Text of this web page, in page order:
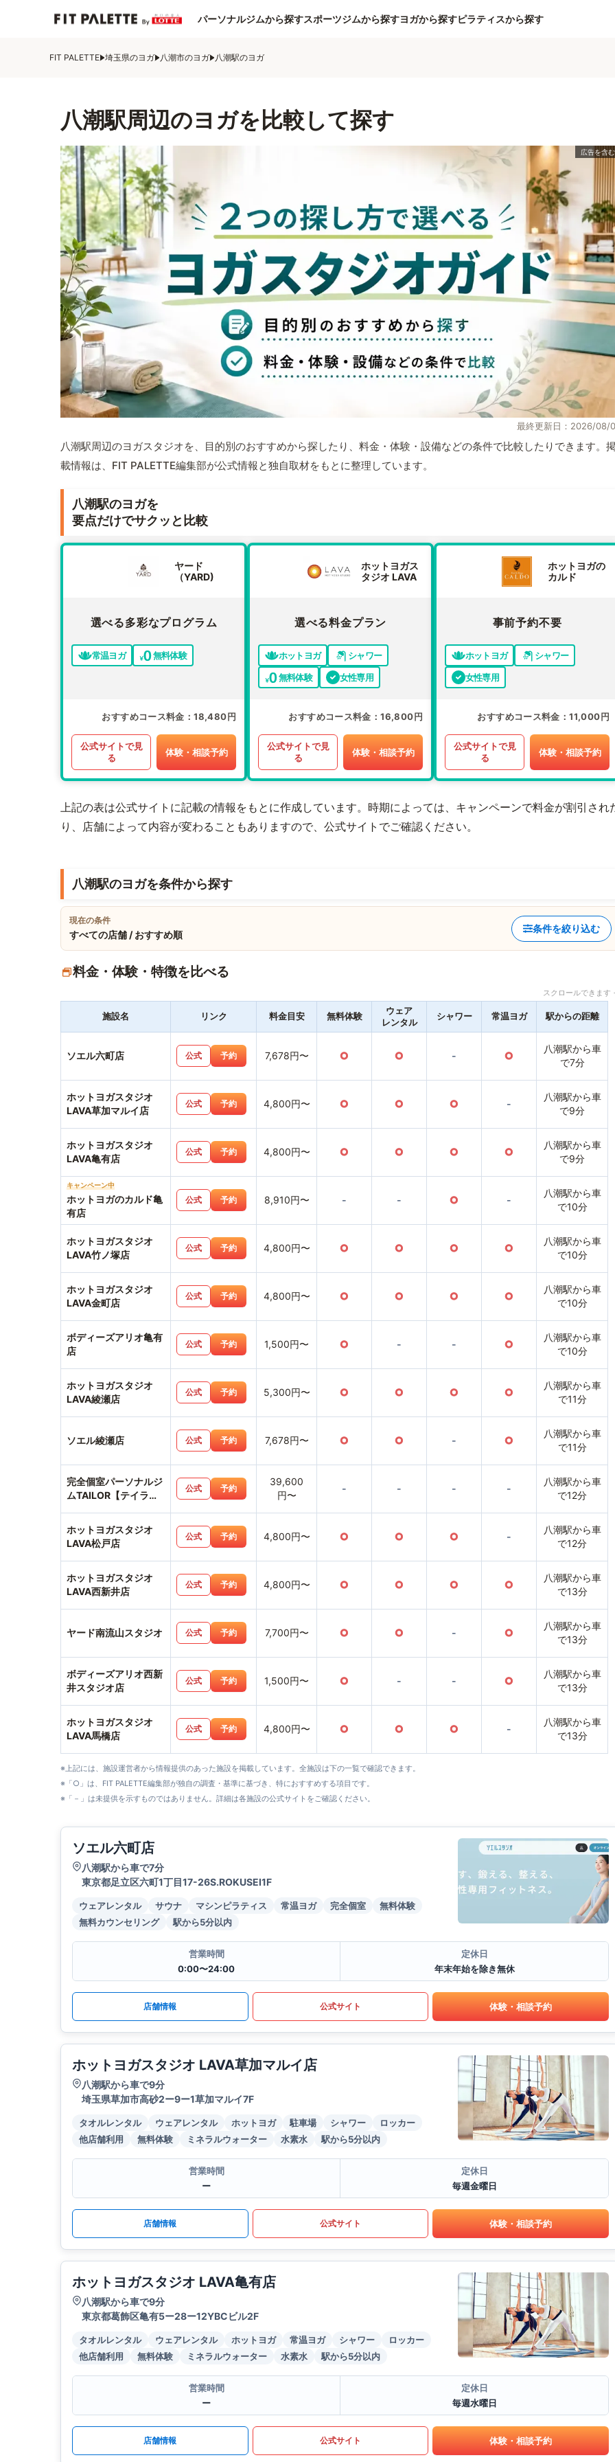
パーソナルジムから探すスポーツジムから探すヨガから探すピラティスから探す
FIT PALETTE 埼玉県のヨガ 八潮市のヨガ 八潮駅のヨガ
八潮駅周辺のヨガを比較して探す
最終更新日：2026/08/
八潮駅周辺のヨガスタジオを、目的別のおすすめから探したり、料金・体験・設備などの条件で比較したりできます。
載情報は、FIT PALETTE編集部が公式情報と独自取材をもとに整理しています。
八潮駅のヨガを
要点だけでサクッと比較
ヤード
（YARD)
選べる多彩なプログラム
常温ヨガ 無料体験
おすすめコース料金 18,480円
公式サイトで見
る
体験・相談予約
ホットヨガス
タジオ LAVA
選べる料金プラン
ホットヨガ
シャワー
無料体験
女性専用
おすすめコース料金 16,800円
公式サイトで見
る
体験・相談予約
ホットヨガの
カルド
事前予約不要
ホットヨガ
シャワー
女性専用
おすすめコース料金 11,000円
公式サイトで見
る
体験・相談予約
上記の表は公式サイトに記載の情報をもとに作成しています。時期によっては、キャンペーンで料金が割引され
り、店舗によって内容が変わることもありますので、公式サイトでご確認ください。
八潮駅のヨガを条件から探す
現在の条件
すべての店舗 / おすすめ順
条件を絞り込む
料金・体験・特徴を比べる
スクロールできま
施設名 リンク 料金目安 無料体験
ウェア
レンタル
シャワー 常温ヨガ 駅からの距離
ソエル六町店 公式 予約 7,678円〜 ○ ○ - ○
八潮駅から車
で7分
ホットヨガスタジオ
LAVA草加マルイ店
公式 予約 4,800円〜 ○ ○ ○ -
八潮駅から車
で9分
ホットヨガスタジオ
LAVA亀有店
公式 予約 4,800円〜 ○ ○ ○ ○
八潮駅から車
で9分
キャンペーン中
ホットヨガのカルド亀
有店
公式 予約 8,910円〜 - - ○ -
八潮駅から車
で10分
ホットヨガスタジオ
LAVA竹ノ塚店
公式 予約 4,800円〜 ○ ○ ○ ○
八潮駅から車
で10分
ホットヨガスタジオ
LAVA金町店
公式 予約 4,800円〜 ○ ○ ○ ○
八潮駅から車
で10分
ボディーズアリオ亀有
店
公式 予約 1,500円〜 ○ - - ○
八潮駅から車
で10分
ホットヨガスタジオ
LAVA綾瀬店
公式 予約 5,300円〜 ○ ○ ○ ○
八潮駅から車
で11分
ソエル綾瀬店 公式 予約 7,678円〜 ○ ○ - ○
八潮駅から車
で11分
完全個室パーソナルジ
ムTAILOR【テイラ
松原〉店
公式 予約
39,600
円〜
- - - -
八潮駅から車
で12分
ホットヨガスタジオ
LAVA松戸店
公式 予約 4,800円〜 ○ ○ ○ -
八潮駅から車
で12分
ホットヨガスタジオ
LAVA西新井店
公式 予約 4,800円〜 ○ ○ ○ ○
八潮駅から車
で13分
ヤード南流山スタジオ 公式 予約 7,700円〜 ○ ○ - ○
八潮駅から車
で13分
ボディーズアリオ西新
井スタジオ店
公式 予約 1,500円〜 ○ - - ○
八潮駅から車
で13分
ホットヨガスタジオ
LAVA馬橋店
公式 予約 4,800円〜 ○ ○ ○ -
八潮駅から車
で13分
※上記には、施設運営者から情報提供のあった施設を掲載しています。全施設は下の一覧で確認できます。
※「○」は、FIT PALETTE編集部が独自の調査・基準に基づき、特におすすめする項目です。
※「－」は未提供を示すものではありません。詳細は各施設の公式サイトをご確認ください。
ソエル六町店
八潮駅から車で7分
東京都足立区六町1丁目17-26S.ROKUSEI1F
ウェアレンタル サウナ マシンピラティス 常温ヨガ 完全個室
無料体験
無料カウンセリング
駅から5分以内
営業時間
0:00〜24:00
定休日
年末年始を除き無休
店舗情報 公式サイト 体験・相談予約
ホットヨガスタジオ LAVA草加マルイ店
八潮駅から車で9分
埼玉県草加市高砂2ー9ー1草加マルイ7F
タオルレンタル ウェアレンタル ホットヨガ 駐車場 シャワー
ロッカー
他店舗利用
無料体験 ミネラルウォーター 水素水 駅から5分以内
営業時間
ー
定休日
毎週金曜日
店舗情報 公式サイト 体験・相談予約
ホットヨガスタジオ LAVA亀有店
八潮駅から車で9分
東京都葛飾区亀有5ー28ー12YBCビル2F
タオルレンタル ウェアレンタル ホットヨガ 常温ヨガ シャワー
ロッカー
他店舗利用
無料体験 ミネラルウォーター 水素水 駅から5分以内
営業時間
ー
定休日
毎週水曜日
店舗情報 公式サイト 体験・相談予約